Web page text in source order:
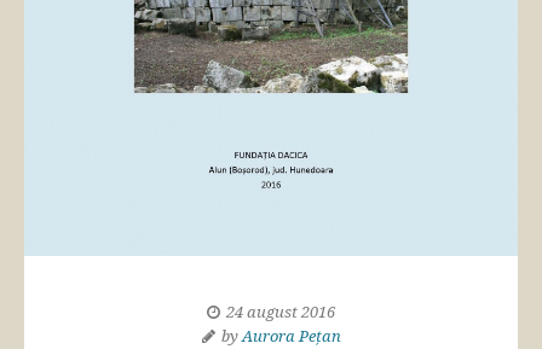
24 august 2016
byAurora Pețan